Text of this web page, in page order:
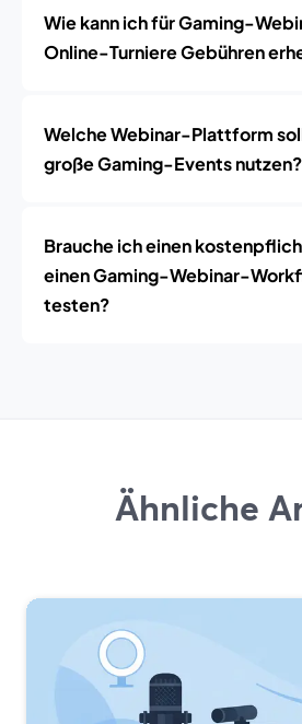
Wie kann ich für Gaming-
Online-Turniere Gebühren
Welche Webinar-Plattform
große Gaming-Events nutzen?
Brauche ich einen
einen Gaming-Webinar-
testen?
Ähnliche